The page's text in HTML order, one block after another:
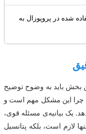
شده در پروپوزال به
بخش باید به وضوح توضیح
چرا این مشکل مهم است و
یک بیانیه‌ی مسئله قوی،
لازم است، بلکه پتانسیل